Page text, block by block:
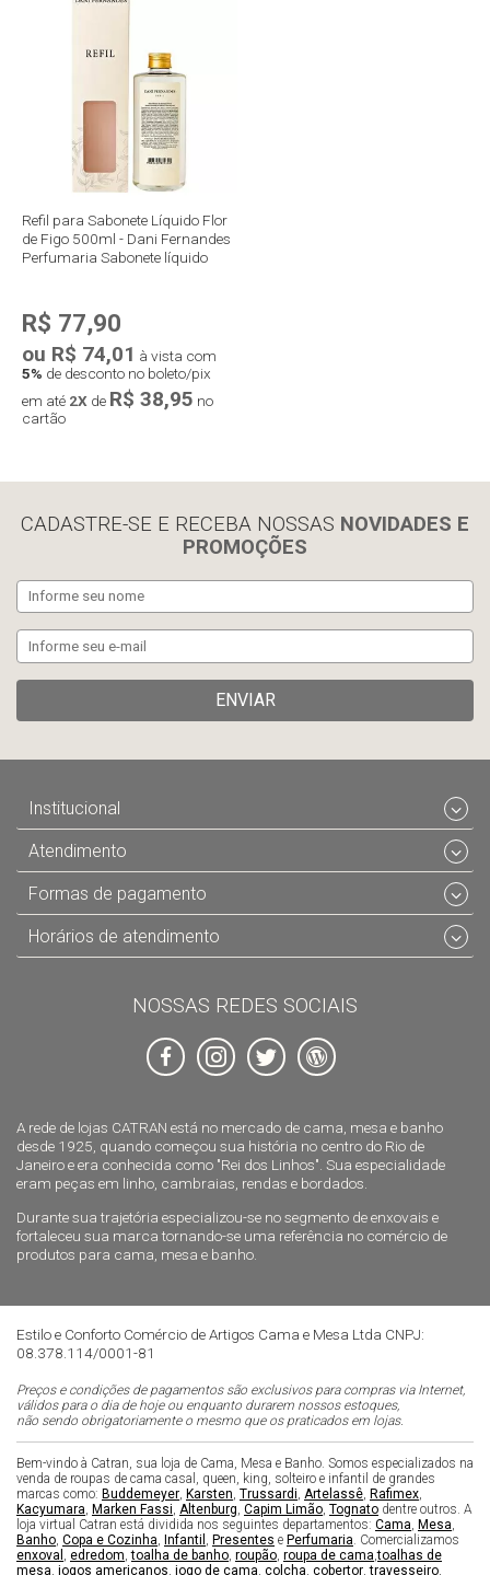
Compra rápida
Refil para Sabonete Líquido Flor
de Figo 500ml - Dani Fernandes
Perfumaria Sabonete líquido
R$ 77,90
ou R$ 74,01 à vista com
5% de desconto no boleto/pix
em até 2X de R$ 38,95 no
cartão
Compra rápida
CADASTRE-SE E RECEBA NOSSAS NOVIDADES E
PROMOÇÕES
ENVIAR
A rede de lojas CATRAN está no mercado de cama, mesa e banho
desde 1925, quando começou sua história no centro do Rio de
Janeiro e era conhecida como "Rei dos Linhos". Sua especialidade
eram peças em linho, cambraias, rendas e bordados.
Durante sua trajetória especializou-se no segmento de enxovais e
fortaleceu sua marca tornando-se uma referência no comércio de
produtos para cama, mesa e banho.
Institucional
Atendimento
Formas de pagamento
Horários de atendimento
NOSSAS REDES SOCIAIS
Estilo e Conforto Comércio de Artigos Cama e Mesa Ltda CNPJ:
08.378.114/0001-81
Preços e condições de pagamentos são exclusivos para compras via Internet,
válidos para o dia de hoje ou enquanto durarem nossos estoques,
não sendo obrigatoriamente o mesmo que os praticados em lojas.
Bem-vindo à Catran, sua loja de Cama, Mesa e Banho. Somos especializados na
venda de roupas de cama casal, queen, king, solteiro e infantil de grandes
marcas como: Buddemeyer, Karsten, Trussardi, Artelassê, Rafimex,
Kacyumara, Marken Fassi, Altenburg, Capim Limão, Tognato dentre outros. A
loja virtual Catran está dividida nos seguintes departamentos: Cama, Mesa,
Banho, Copa e Cozinha, Infantil , Presentes e Perfumaria. Comercializamos
enxoval , edredom,toalha de banho, roupão, roupa de cama,toalhas de
mesa, jogos americanos, jogo de cama, colcha, cobertor,travesseiro,